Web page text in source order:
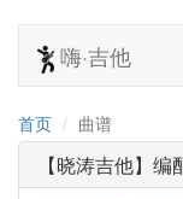
嗨·吉他
首页 曲谱
【晓涛吉他】